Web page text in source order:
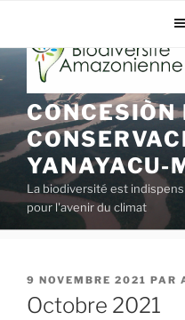
contenu
principal
CONCESIÒN
YANAYACU-
La biodiversité est
pour l'avenir du climat
PUBLIÉ
LE
9 NOVEMBRE 2021 PAR
Octobre 2021